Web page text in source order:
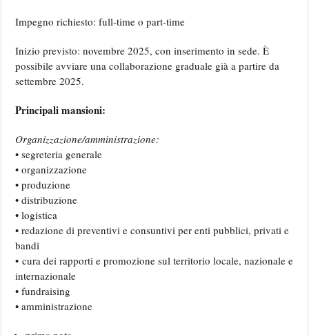
Impegno richiesto: full-time o part-time
Inizio previsto: novembre 2025, con inserimento in sede. È
possibile avviare una collaborazione graduale già a partire da
settembre 2025.
Principali mansioni:
Organizzazione/amministrazione:
• segreteria generale
• organizzazione
• produzione
• distribuzione
• logistica
• redazione di preventivi e consuntivi per enti pubblici, privati e
bandi
• cura dei rapporti e promozione sul territorio locale, nazionale e
internazionale
• fundraising
• amministrazione